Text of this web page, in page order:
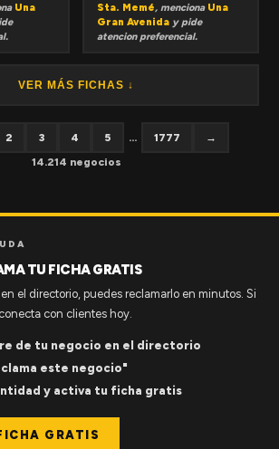
Una
Sta. Memé, menciona Una
Gran Avenida y pide
atencion preferencial.
VER MÁS FICHAS ↓
2 3 4 5 ... 1777
→
14.214 negocios
TU FICHA GRATIS
el directorio, puedes reclamarlo en minutos. Si
con clientes hoy.
de tu negocio en el directorio
este negocio"
y activa tu ficha gratis
GRATIS